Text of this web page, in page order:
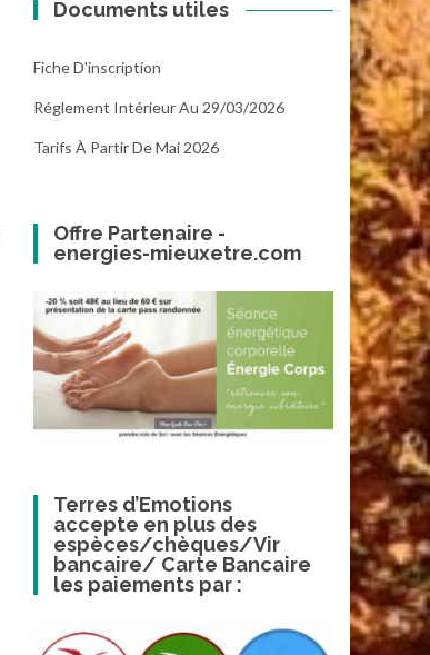
Documents utiles
Fiche D'inscription
Réglement Intérieur Au 29/03/2026
Tarifs À Partir De Mai 2026
Offre Partenaire -
energies-mieuxetre.com
Terres d’Emotions
accepte en plus des
espèces/chèques/Vir
bancaire/ Carte Bancaire
les paiements par :